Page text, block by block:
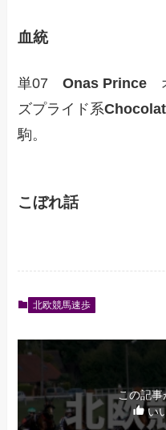
血統
単07Onas Prince
ズプライド系
駒。
こぼれ話
北欧競馬速歩
この記事
い